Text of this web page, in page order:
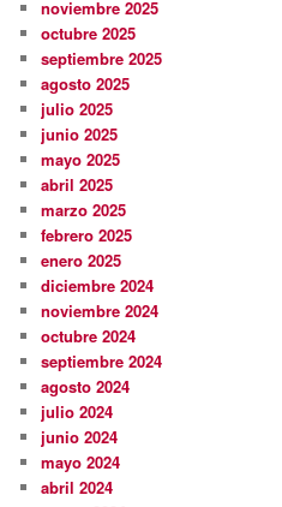
noviembre 2025
octubre 2025
septiembre 2025
agosto 2025
julio 2025
junio 2025
mayo 2025
abril 2025
marzo 2025
febrero 2025
enero 2025
diciembre 2024
noviembre 2024
octubre 2024
septiembre 2024
agosto 2024
julio 2024
junio 2024
mayo 2024
abril 2024